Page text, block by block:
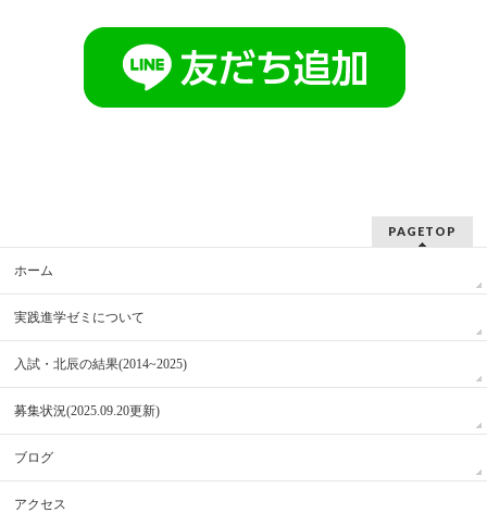
PAGETOP
ホーム
実践進学ゼミについて
入試・北辰の結果(2014~2025)
募集状況(2025.09.20更新)
ブログ
アクセス